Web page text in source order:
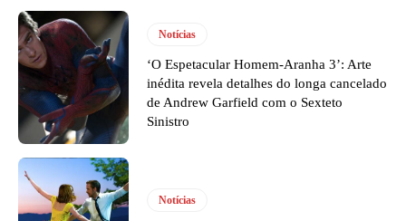
Notícias
‘O Espetacular Homem-Aranha 3’: Arte
inédita revela detalhes do longa cancelado
de Andrew Garfield com o Sexteto
Sinistro
Notícias